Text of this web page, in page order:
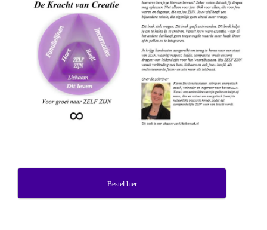
Bestel hier